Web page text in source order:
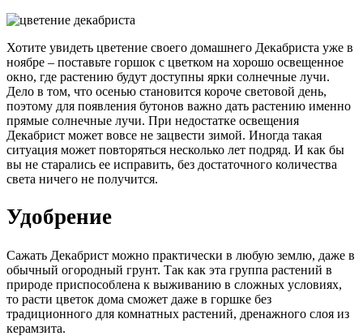
Хотите увидеть цветение своего домашнего Декабриста уже в
ноябре – поставьте горшок с цветком на хорошо освещенное
окно, где растению будут доступны ярки солнечные лучи.
Дело в том, что осенью становится короче световой день,
поэтому для появления бутонов важно дать растению именно
прямые солнечные лучи. При недостатке освещения
Декабрист может вовсе не зацвести зимой. Иногда такая
ситуация может повторяться несколько лет подряд. И как бы
вы не старались ее исправить, без достаточного количества
света ничего не получится.
Удобрение
Сажать Декабрист можно практически в любую землю, даже в
обычный огородный грунт. Так как эта группа растений в
природе приспособлена к выживанию в сложных условиях,
то расти цветок дома сможет даже в горшке без
традиционного для комнатных растений, дренажного слоя из
керамзита.